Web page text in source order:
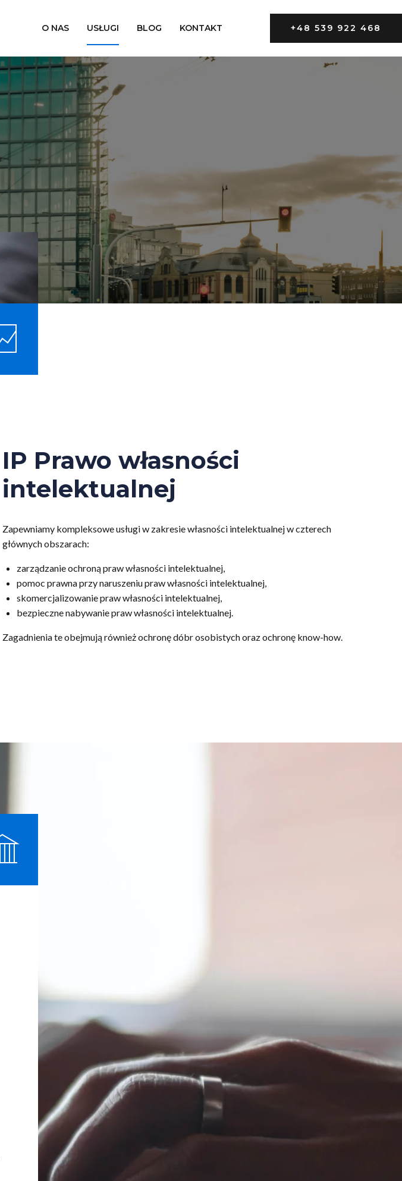
+48 539 922 468
O NAS USŁUGI BLOG KONTAKT
IP Prawo własności
intelektualnej
Zapewniamy kompleksowe usługi w zakresie własności intelektualnej w czterech
głównych obszarach:
zarządzanie ochroną praw własności intelektualnej,
pomoc prawna przy naruszeniu praw własności intelektualnej,
skomercjalizowanie praw własności intelektualnej,
bezpieczne nabywanie praw własności intelektualnej.
Zagadnienia te obejmują również ochronę dóbr osobistych oraz ochronę know-how.